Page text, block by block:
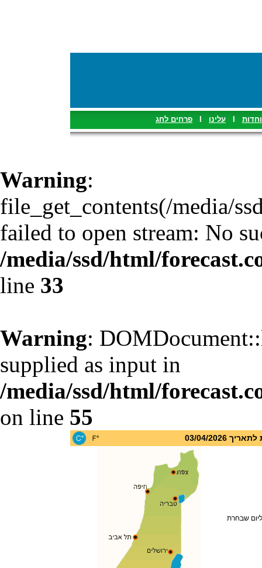
עלינו פרחים לחג
Warning:
file_get_contents(/media/
failed to open stream: No
/media/ssd/html/
line 33
Warning:
supplied as input in
/media/ssd/html/
on line 55
03/04/2026
שבחרת